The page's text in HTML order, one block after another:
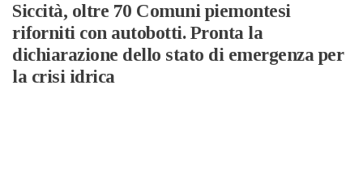
Siccità, oltre 70 Comuni piemontesi
riforniti con autobotti. Pronta la
dichiarazione dello stato di emergenza per
la crisi idrica